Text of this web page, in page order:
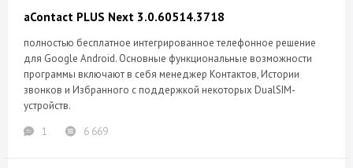
aContact PLUS Next 3.0.60514.3718
полностью бесплатное интегрированное телефонное решение
для Google Android. Основные функциональные возможности
программы включают в себя менеджер Контактов, Истории
звонков и Избранного с поддержкой некоторых DualSIM-
устройств.
1
6 669